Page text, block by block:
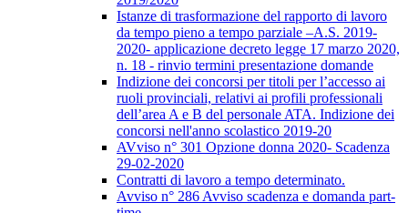
Istanze di trasformazione del rapporto di lavoro
da tempo pieno a tempo parziale –A.S. 2019-
2020- applicazione decreto legge 17 marzo 2020,
n. 18 - rinvio termini presentazione domande
Indizione dei concorsi per titoli per l’accesso ai
ruoli provinciali, relativi ai profili professionali
dell’area A e B del personale ATA. Indizione dei
concorsi nell'anno scolastico 2019-20
AVviso n° 301 Opzione donna 2020- Scadenza
29-02-2020
Contratti di lavoro a tempo determinato.
Avviso n° 286 Avviso scadenza e domanda part-